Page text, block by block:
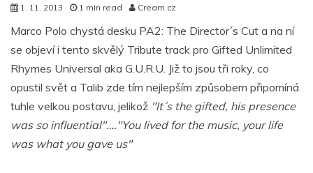
1. 11. 2013 1 min read Cream.cz
Marco Polo chystá desku PA2: The Director´s Cut a na ní
se objeví i tento skvělý Tribute track pro Gifted Unlimited
Rhymes Universal aka G.U.R.U. Již to jsou tři roky, co
opustil svět a Talib zde tím nejlepším způsobem připomíná
tuhle velkou postavu, jelikož "It´s the gifted, his presence
was so influential"…."You lived for the music, your life
was what you gave us"